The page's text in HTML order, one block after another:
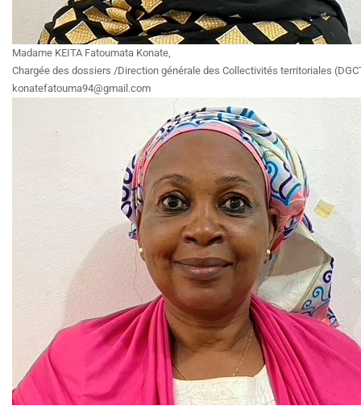
Madame KEITA Fatoumata Konate,
Chargée des dossiers /Direction générale des Collectivités territoriales
konatefatouma94@gmail.com